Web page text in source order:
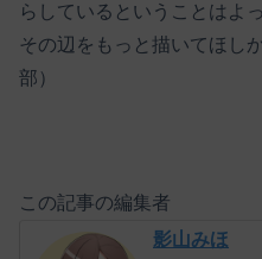
らしているということはよ
その辺をもっと描いてほし
部）
この記事の編集者
影山みほ